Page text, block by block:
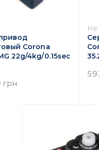
Corona
22g/4kg/0.15sec
грн